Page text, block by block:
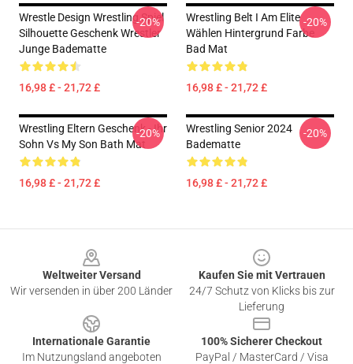
Wrestle Design Wrestling Spiel
Silhouette Geschenk Wrestler
Junge Badematte
16,98 £ - 21,72 £
-20%
Wrestling Belt I Am Elite
Wählen Hintergrund Farbe
Bad Mat
16,98 £ - 21,72 £
-20%
Wrestling Eltern Geschenk - Ihr
Sohn Vs My Son Bath Mat
16,98 £ - 21,72 £
-20%
Wrestling Senior 2024
Badematte
16,98 £ - 21,72 £
-20%
Weltweiter Versand
Wir versenden in über 200 Länder
Kaufen Sie mit Vertrauen
24/7 Schutz von Klicks bis zur
Lieferung
Internationale Garantie
Im Nutzungsland angeboten
100% Sicherer Checkout
PayPal / MasterCard / Visa